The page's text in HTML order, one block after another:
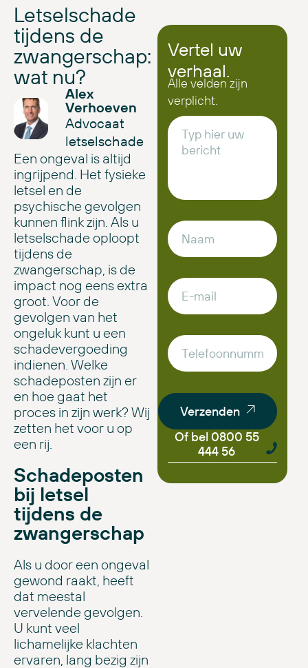
Letselschade
tijdens de
zwangerschap:
wat nu?
Alex
Verhoeven
Advocaat
letselschade
Een ongeval is altijd
ingrijpend. Het fysieke
letsel en de
psychische gevolgen
kunnen flink zijn. Als u
letselschade oploopt
tijdens de
zwangerschap, is de
impact nog eens extra
groot. Voor de
gevolgen van het
ongeluk kunt u een
schadevergoeding
indienen. Welke
schadeposten zijn er
en hoe gaat het
proces in zijn werk? Wij
zetten het voor u op
een rij.
Schadeposten
bij letsel
tijdens de
zwangerschap
Als u door een ongeval
gewond raakt, heeft
dat meestal
vervelende gevolgen.
U kunt veel
lichamelijke klachten
ervaren, lang bezig zijn
Vertel uw
verhaal.
Alle velden zijn
verplicht.
Verzenden
Of bel 0800 55
444 56